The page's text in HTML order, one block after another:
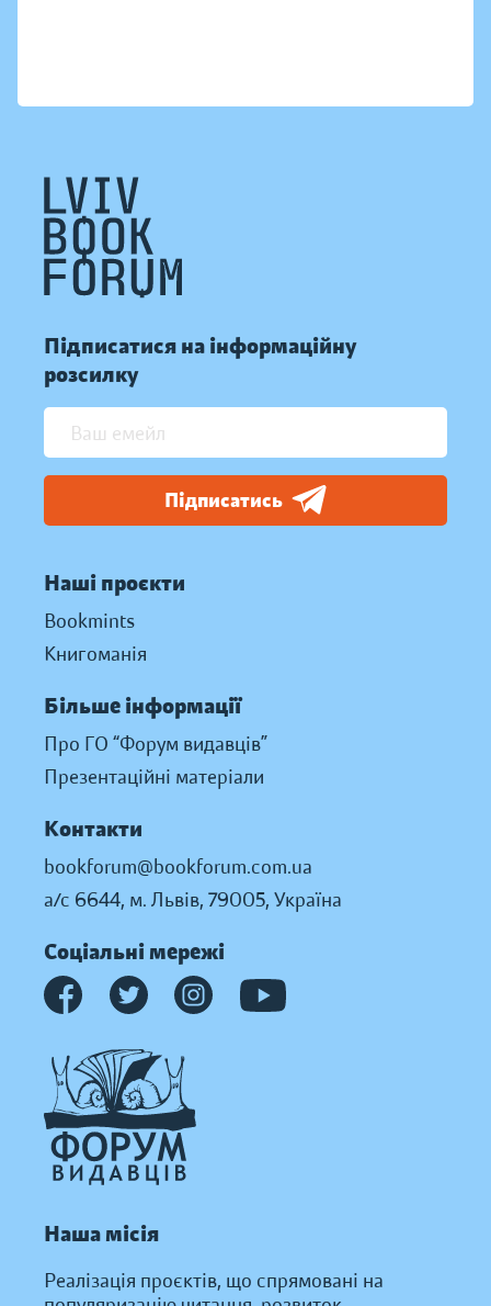
Підписатися на інформаційну
розсилку
Підписатись
Наші проєкти
Bookmints
Книгоманія
Більше інформації
Про ГО “Форум видавців”
Презентаційні матеріали
Контакти
bookforum@bookforum.com.ua
а/с 6644, м. Львів, 79005, Україна
Соціальні мережі
Наша місія
Реалізація проєктів, що спрямовані на